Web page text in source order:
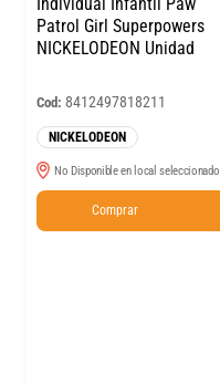
Patrol Girl Superpowers
NICKELODEON Unidad
Cod: 8412497818211
NICKELODEON
No Disponible en local seleccionado
Comprar